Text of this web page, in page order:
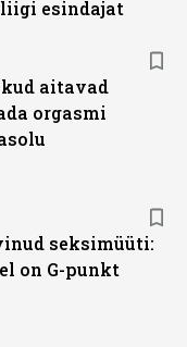
esindajat
aitavad
orgasmi
seksimüüti:
on G-punkt